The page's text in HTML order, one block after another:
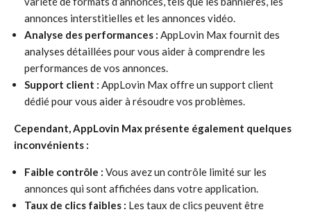
annonces interstitielles et les annonces vidéo.
Analyse des performances : AppLovin Max fournit des
analyses détaillées pour vous aider à comprendre les
performances de vos annonces.
Support client : AppLovin Max offre un support client
dédié pour vous aider à résoudre vos problèmes.
Cependant, AppLovin Max présente également quelques
inconvénients :
Faible contrôle : Vous avez un contrôle limité sur les
annonces qui sont affichées dans votre application.
Taux de clics faibles : Les taux de clics peuvent être